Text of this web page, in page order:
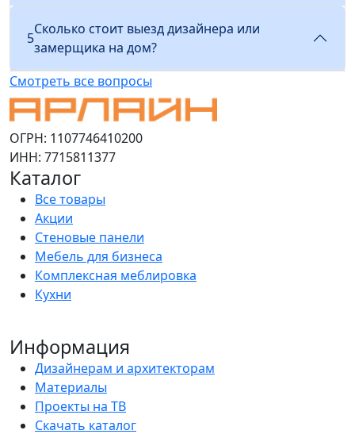
5
Сколько стоит выезд дизайнера или
замерщика на дом?
Смотреть все вопросы
ОГРН: 1107746410200
ИНН: 7715811377
Каталог
Все товары
Акции
Стеновые панели
Мебель для бизнеса
Комплексная меблировка
Кухни
Информация
Дизайнерам и архитекторам
Материалы
Проекты на ТВ
Скачать каталог